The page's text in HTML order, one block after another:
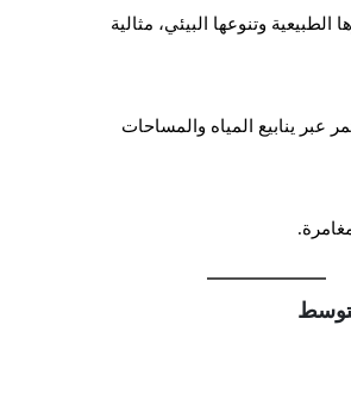
الطبيعية وتنوعها البيئي، مثالية
عبر ينابيع المياه والمساحات